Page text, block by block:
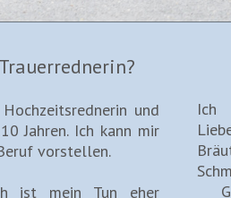
und
Jahren. Ich kann mir
vorstellen.
ist mein Tun eher
Ich